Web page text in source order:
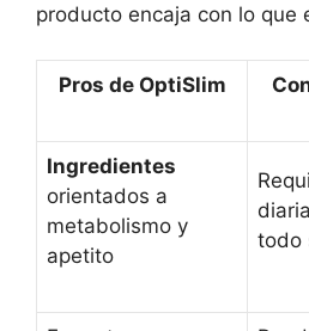
producto encaja con lo que
Pros de OptiSlim
Ingredientes
orientados a
metabolismo y
apetito
todo